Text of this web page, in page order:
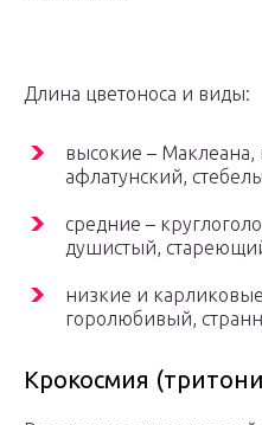
Длина цветоноса и виды:
высокие – Маклеана,
афлатунский,
средние –
душистый,
низкие и
горолюбивый,
Крокосмия